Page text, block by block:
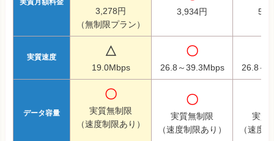
実質月額料金
3,278円
（無制限プラン）
3,934円
実質速度 △
19.0Mbps
〇
26.8～39.3Mbps 26.8～
データ容量
〇
実質無制限
（速度制限あり）
〇
実質無制限
（速度制限あり）
実質
（速度